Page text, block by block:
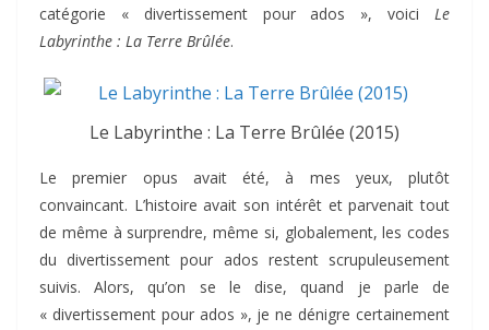
catégorie « divertissement pour ados », voici Le
Labyrinthe : La Terre Brûlée.
Le Labyrinthe : La Terre Brûlée (2015)
Le premier opus avait été, à mes yeux, plutôt
convaincant. L’histoire avait son intérêt et parvenait tout
de même à surprendre, même si, globalement, les codes
du divertissement pour ados restent scrupuleusement
suivis. Alors, qu’on se le dise, quand je parle de
« divertissement pour ados », je ne dénigre certainement